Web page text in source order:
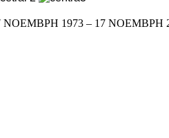
ΝΟΕΜΒΡΗ 1973 – 17 ΝΟΕΜΒΡΗ